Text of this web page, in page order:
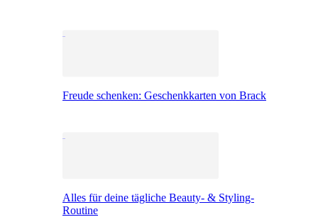
Freude schenken: Geschenkkarten von Brack
Alles für deine tägliche Beauty- & Styling-
Routine